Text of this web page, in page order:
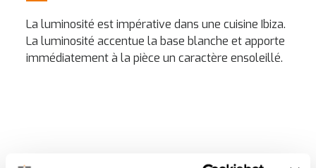
La luminosité est impérative dans une cuisine Ibiza.
La luminosité accentue la base blanche et apporte
immédiatement à la pièce un caractère ensoleillé.